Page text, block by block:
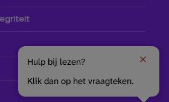
Hulp bij lezen?
Klik dan op het vraagteken.